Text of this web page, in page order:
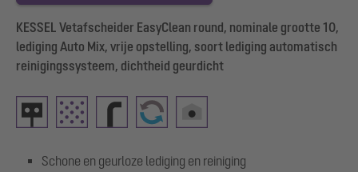
KESSEL Vetafscheider EasyClean round, nominale grootte 10,
lediging Auto Mix, vrije opstelling, soort lediging automatisch
reinigingssysteem, dichtheid geurdicht
Schone en geurloze lediging en reiniging